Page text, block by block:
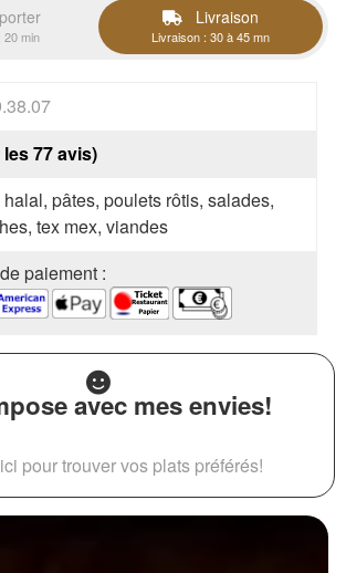
20 min
Livraison
Livraison : 30 à 45 mn
77 avis)
pâtes, poulets rôtis, salades,
tex mex, viandes
paiement :
avec mes envies!
pour trouver vos plats préférés!